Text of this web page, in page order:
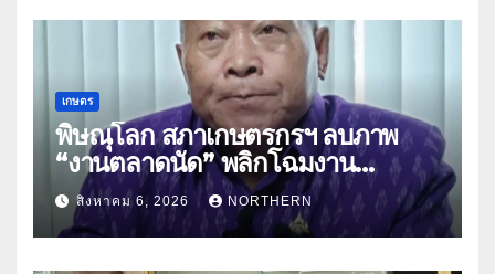
เกษตร
พิษณุโลก สภาเกษตรกรฯ ลบภาพ
“งานตลาดนัด” พลิกโฉมงาน
“เกษตรรุ่งเรืองเมืองสองแคว 69” มุ่ง
ประโยชน์เกษตรกร ดึงนวัตกรรม-จับ
คู่ธุรกิจดันสินค้าเกษตรสู่สากล (คลิป)
สิงหาคม 6, 2026 NORTHERN